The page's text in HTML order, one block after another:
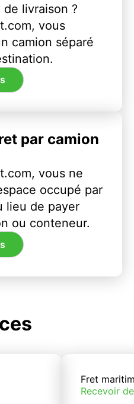
livraison ?
vous
camion séparé
par camion
vous ne
occupé par
lieu de payer
ou conteneur.
Fret
Recevoir